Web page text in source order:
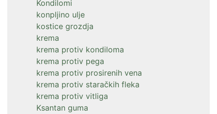
Kondilomi
konpljino ulje
kostice grozdja
krema
krema protiv kondiloma
krema protiv pega
krema protiv prosirenih vena
krema protiv staračkih fleka
krema protiv vitliga
Ksantan guma